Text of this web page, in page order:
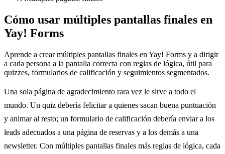
Cómo usar múltiples pantallas finales en
Yay! Forms
Aprende a crear múltiples pantallas finales en Yay! Forms y a dirigir
a cada persona a la pantalla correcta con reglas de lógica, útil para
quizzes, formularios de calificación y seguimientos segmentados.
Una sola página de agradecimiento rara vez le sirve a todo el
mundo. Un quiz debería felicitar a quienes sacan buena puntuación
y animar al resto; un formulario de calificación debería enviar a los
leads adecuados a una página de reservas y a los demás a una
newsletter. Con múltiples pantallas finales más reglas de lógica, cada